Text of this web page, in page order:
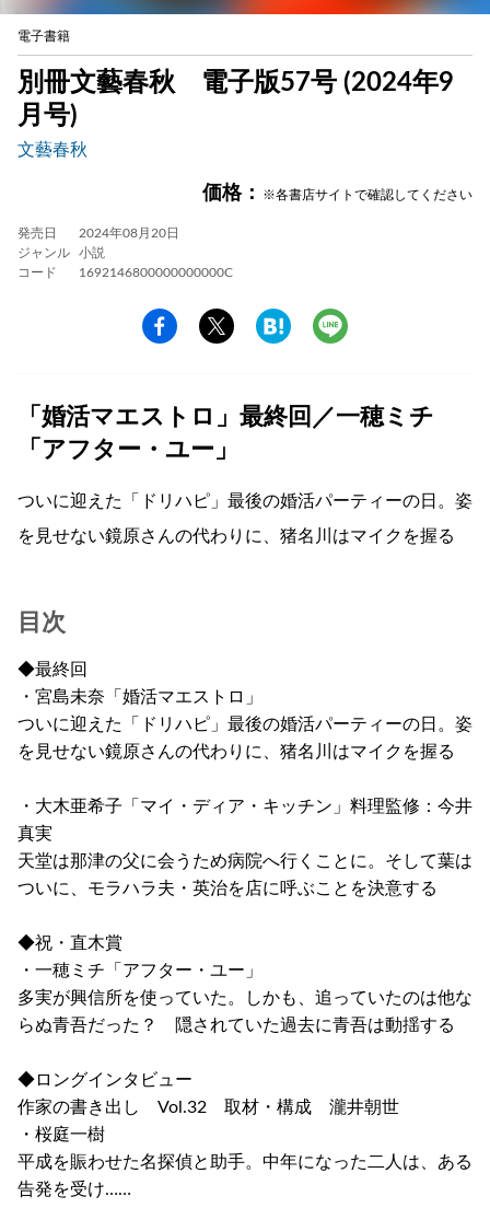
電子書籍
別冊文藝春秋 電子版57号 (2024年9
月号)
文藝春秋
価格： ※各書店サイトで確認してください
発売日
2024年08月20日
ジャンル
小説
コード
1692146800000000000C
「婚活マエストロ」最終回／一穂ミチ
「アフター・ユー」
ついに迎えた「ドリハピ」最後の婚活パーティーの日。姿
を見せない鏡原さんの代わりに、猪名川はマイクを握る
目次
◆最終回
・宮島未奈「婚活マエストロ」
ついに迎えた「ドリハピ」最後の婚活パーティーの日。姿
を見せない鏡原さんの代わりに、猪名川はマイクを握る
・大木亜希子「マイ・ディア・キッチン」料理監修：今井
真実
天堂は那津の父に会うため病院へ行くことに。そして葉は
ついに、モラハラ夫・英治を店に呼ぶことを決意する
◆祝・直木賞
・一穂ミチ「アフター・ユー」
多実が興信所を使っていた。しかも、追っていたのは他な
らぬ青吾だった？ 隠されていた過去に青吾は動揺する
◆ロングインタビュー
作家の書き出し Vol.32 取材・構成 瀧井朝世
・桜庭一樹
平成を賑わせた名探偵と助手。中年になった二人は、ある
告発を受け……